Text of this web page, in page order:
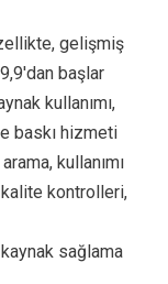
gelişmiş
başlar
kullanımı,
baskı hizmeti
kullanımı
kalite kontrolleri,
sağlama